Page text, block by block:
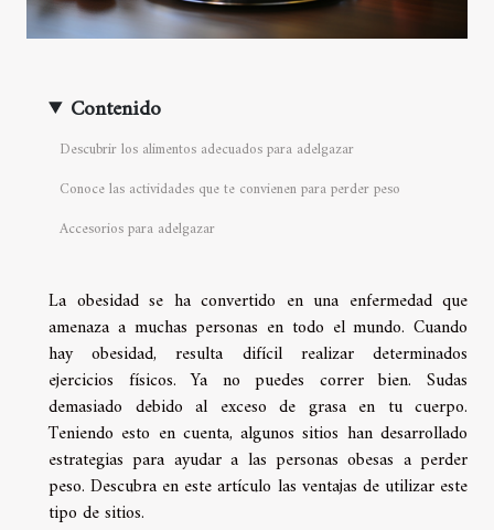
Contenido
Descubrir los alimentos adecuados para adelgazar
Conoce las actividades que te convienen para perder peso
Accesorios para adelgazar
La obesidad se ha convertido en una enfermedad que
amenaza a muchas personas en todo el mundo. Cuando
hay obesidad, resulta difícil realizar determinados
ejercicios físicos. Ya no puedes correr bien. Sudas
demasiado debido al exceso de grasa en tu cuerpo.
Teniendo esto en cuenta, algunos sitios han desarrollado
estrategias para ayudar a las personas obesas a perder
peso. Descubra en este artículo las ventajas de utilizar este
tipo de sitios.